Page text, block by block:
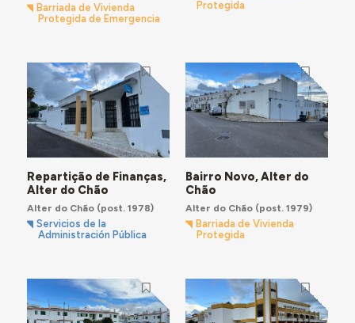
Barriada de Vivienda
Protegida de Emergencia
Protegida
Repartição de Finanças,
Alter do Chão
Alter do Chão(post. 1978)
Servicios de la
Administración Pública
Bairro Novo, Alter do
Chão
Alter do Chão(post. 1979)
Barriada de Vivienda
Protegida